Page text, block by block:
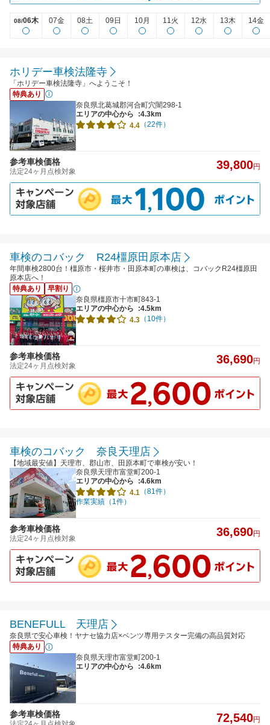
08/06木 07金 08土 09日 10月 11火 12水 13木 14金
ホリデー車検法隆寺
「ホリデー車検法隆寺」へようこそ！
特典あり
奈良県北葛城郡河合町穴闇298-1
エリアの中心から
:4.3km
4.4 （22件）
参考車検価格
法定24ヶ月点検対象 39,800円
車検のコバック R24橿原田原本店
年間車検2800台！橿原市・桜井市・田原本町の車検は、コバックR24橿原田
原本店へ！
特典あり
早割り
奈良県橿原市十市町843-1
エリアの中心から
:4.5km
4.3 （10件）
参考車検価格
法定24ヶ月点検対象 36,690円
車検のコバック 奈良天理店
【地域最安値】天理市、郡山市、田原本町で車検が安い！
奈良県天理市富堂町200-1
エリアの中心から
:4.6km
4.1 （81件）
作業実績（1件）
参考車検価格
法定24ヶ月点検対象 36,690円
BENEFULL 天理店
奈良県で安心車検！ヤナセ協力店×ベンツ専用テスター完備の高品質対応
特典あり
奈良県天理市富堂町200-1
エリアの中心から
:4.6km
参考車検価格 72,540円